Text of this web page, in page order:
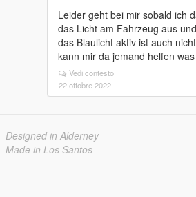
Leider geht bei mir sobald ich
das Licht am Fahrzeug aus
das Blaulicht aktiv ist auch
kann mir da jemand helfen
Vedi contesto
22 ottobre 2022
Designed in Alderney
Made in Los Santos